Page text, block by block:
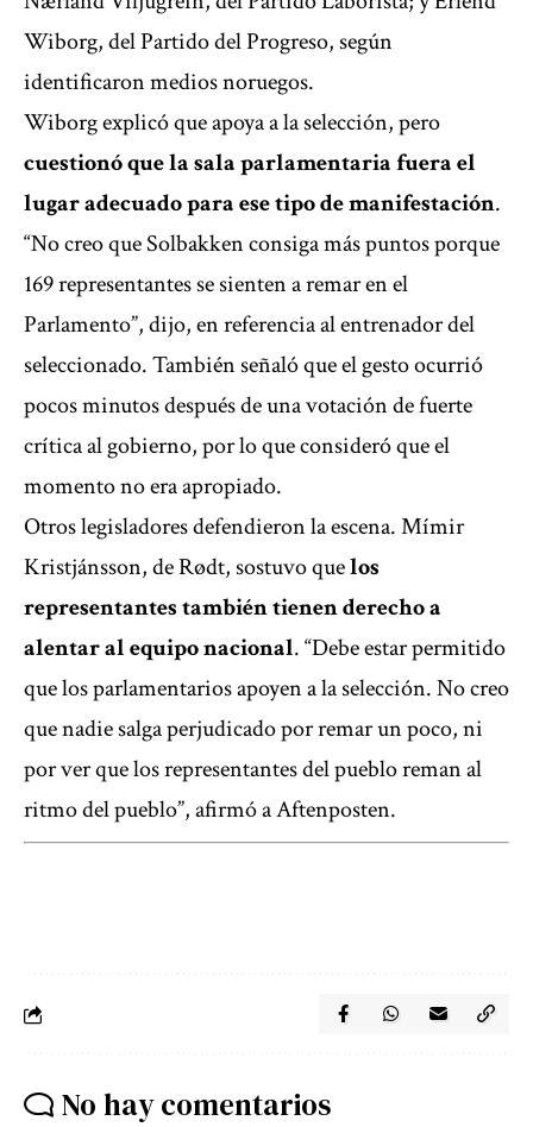
Wiborg, del Partido del Progreso, según
identificaron medios noruegos.
Wiborg explicó que apoya a la selección, pero
cuestionó que la sala parlamentaria fuera el
lugar adecuado para ese tipo de manifestación.
“No creo que Solbakken consiga más puntos porque
169 representantes se sienten a remar en el
Parlamento”, dijo, en referencia al entrenador del
seleccionado. También señaló que el gesto ocurrió
pocos minutos después de una votación de fuerte
crítica al gobierno, por lo que consideró que el
momento no era apropiado.
Otros legisladores defendieron la escena. Mímir
Kristjánsson, de Rødt, sostuvo quelos
representantes también tienen derecho a
alentar al equipo nacional. “Debe estar permitido
que los parlamentarios apoyen a la selección. No creo
que nadie salga perjudicado por remar un poco, ni
por ver que los representantes del pueblo reman al
ritmo del pueblo”, afirmó a Aftenposten.
No hay comentarios